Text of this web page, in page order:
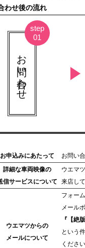
わせ後の流れ
お問い合わせ
お申込みにあたって
お問い
詳細な車両映像の
信サービスについて
ウエマ
来店し
ウエマツからの
メールについて
フォー
メール
『【絶
という
ください